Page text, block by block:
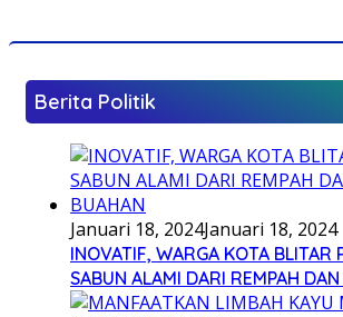
Berita Politik
Januari 18, 2024Januari 18, 2024
INOVATIF, WARGA KOTA BLITAR
SABUN ALAMI DARI REMPAH